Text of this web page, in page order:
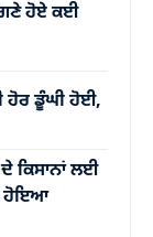
ਹੋਏ ਕਈ
ਹੋਰ ਡੂੰਘੀ ਹੋਈ,
ਕਿਸਾਨਾਂ ਲਈ
ਹੋਇਆ